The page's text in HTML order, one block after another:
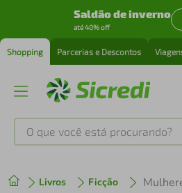
Saldão de inverno
até 40% off
Shopping Parcerias e Descontos
O que você está procurando?
Livros Ficção